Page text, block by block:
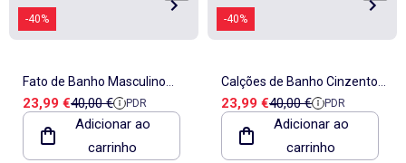
-40%
Fato de Banho Masculino
Ellesse Cielo
Vermelho/Branco/Azul-
Marinho
Preço de venda
23,99 €Preço de referência
40,00 € PDR
Adicionar ao
carrinho
-40%
Calções de Banho Cinzentos
Ellesse Marche para Homem
SXR17674128
Preço de venda
23,99 €Preço de referência
40,00 € PDR
Adicionar ao
carrinho